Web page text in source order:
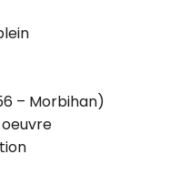
– Morbihan)